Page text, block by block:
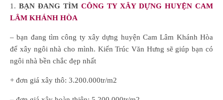
1. BẠN ĐANG TÌM CÔNG TY XÂY DỰNG HUYỆN CAM
LÂM KHÁNH HÒA
– bạn đang tìm công ty xây dựng huyện Cam Lâm Khánh Hòa
để xây ngôi nhà cho mình. Kiến Trúc Văn Hưng sẽ giúp bạn có
ngôi nhà bền chắc đẹp nhất
+ đơn giá xây thô: 3.200.000tr/m2